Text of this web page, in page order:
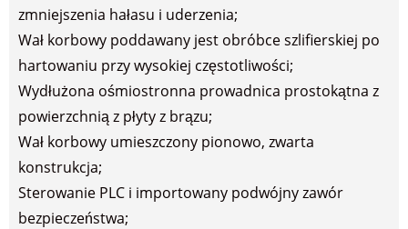
zmniejszenia hałasu i uderzenia;
Wał korbowy poddawany jest obróbce szlifierskiej po
hartowaniu przy wysokiej częstotliwości;
Wydłużona ośmiostronna prowadnica prostokątna z
powierzchnią z płyty z brązu;
Wał korbowy umieszczony pionowo, zwarta
konstrukcja;
Sterowanie PLC i importowany podwójny zawór
bezpieczeństwa;